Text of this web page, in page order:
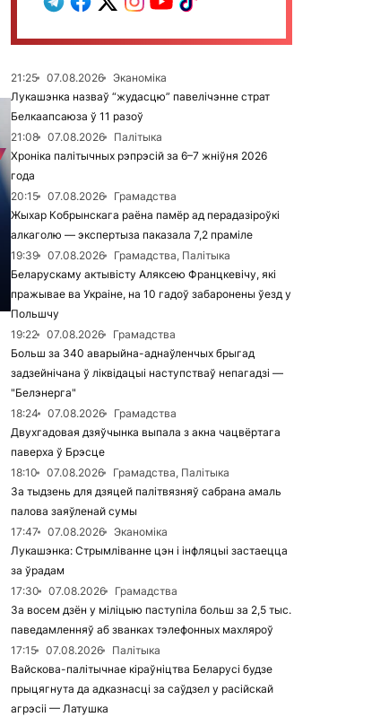
21:25 07.08.2026
Эканоміка
Лукашэнка назваў “жудасцю” павелічэнне страт
Белкаапсаюза ў 11 разоў
21:08
07.08.2026
Палітыка
Хроніка палітычных рэпрэсій за 6–7 жніўня 2026
года
20:15
07.08.2026
Грамадства
Жыхар Кобрынскага раёна памёр ад перадазіроўкі
алкаголю — экспертыза паказала 7,2 праміле
19:39
07.08.2026
Грамадства, Палітыка
Беларускаму актывісту Аляксею Францкевічу, які
пражывае ва Украіне, на 10 гадоў забаронены ўезд у
Польшчу
19:22
07.08.2026
Грамадства
Больш за 340 аварыйна-аднаўленчых брыгад
задзейнічана ў ліквідацыі наступстваў непагадзі —
"Белэнерга"
18:24
07.08.2026
Грамадства
Двухгадовая дзяўчынка выпала з акна чацвёртага
паверха ў Брэсце
18:10
07.08.2026
Грамадства, Палітыка
За тыдзень для дзяцей палітвязняў сабрана амаль
палова заяўленай сумы
17:47
07.08.2026
Эканоміка
Лукашэнка: Стрымліванне цэн і інфляцыі застаецца
за ўрадам
17:30
07.08.2026
Грамадства
За восем дзён у міліцыю паступіла больш за 2,5 тыс.
паведамленняў аб званках тэлефонных махляроў
17:15
07.08.2026
Палітыка
Вайскова-палітычнае кіраўніцтва Беларусі будзе
прыцягнута да адказнасці за саўдзел у расійскай
агрэсіі — Латушка